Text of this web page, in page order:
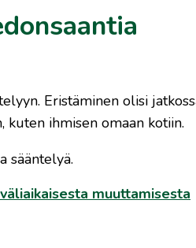
Eristäminen olisi
ihmisen omaan kotiin.
sääntelyä.
muuttamisesta